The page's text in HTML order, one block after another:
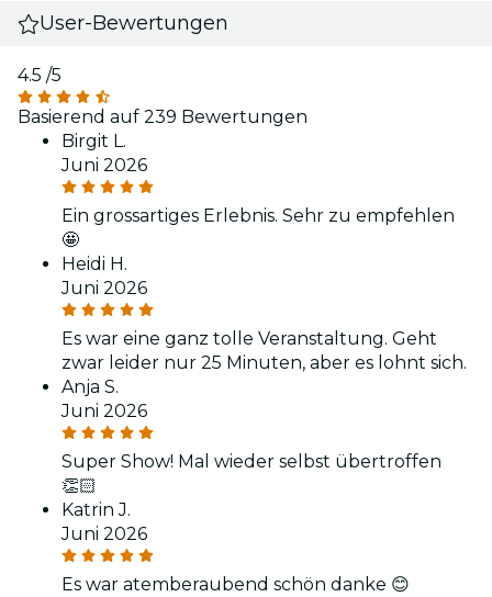
User-Bewertungen
4.5 /5
Basierend auf 239 Bewertungen
Birgit L.
Juni 2026
Ein grossartiges Erlebnis. Sehr zu empfehlen
🤩
Heidi H.
Juni 2026
Es war eine ganz tolle Veranstaltung. Geht
zwar leider nur 25 Minuten, aber es lohnt sich.
Anja S.
Juni 2026
Super Show! Mal wieder selbst übertroffen
👏🏻
Katrin J.
Juni 2026
Es war atemberaubend schön danke 😊